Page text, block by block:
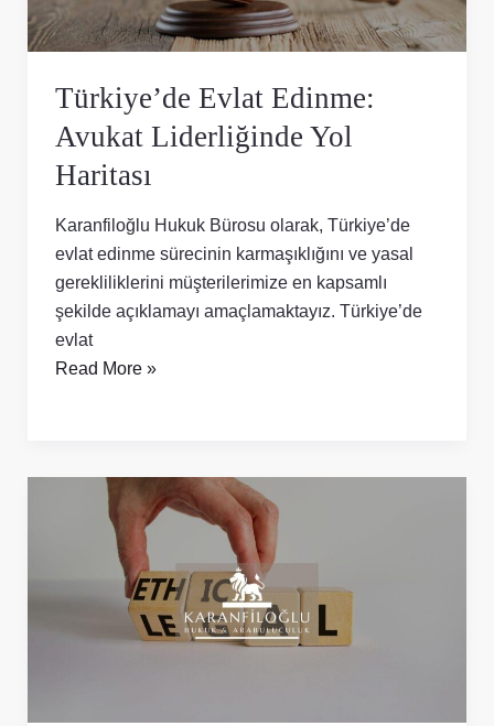
Türkiye’de Evlat Edinme:
Avukat Liderliğinde Yol
Haritası
Karanfiloğlu Hukuk Bürosu olarak, Türkiye’de
evlat edinme sürecinin karmaşıklığını ve yasal
gerekliliklerini müşterilerimize en kapsamlı
şekilde açıklamayı amaçlamaktayız. Türkiye’de
evlat
Read More »
Değişiklikleri: